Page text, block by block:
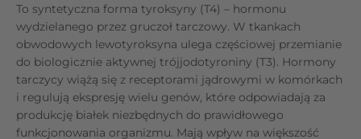
To syntetyczna forma tyroksyny (T4) – hormonu
wydzielanego przez gruczoł tarczowy. W tkankach
obwodowych lewotyroksyna ulega częściowej przemianie
do biologicznie aktywnej trójjodotyroniny (T3). Hormony
tarczycy wiążą się z receptorami jądrowymi w komórkach
i regulują ekspresję wielu genów, które odpowiadają za
produkcję białek niezbędnych do prawidłowego
funkcjonowania organizmu. Mają wpływ na większość